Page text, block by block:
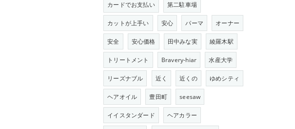
カードでお支払い 第二駐車場
カットが上手い 安心 パーマ オーナー
安全 安心価格 田中みな実 綾羅木駅
トリートメント Bravery-hiar 水産大学
リーズナブル 近く 近くの ゆめシティ
ヘアオイル 豊田町 seesaw
イイスタンダード ヘアカラー